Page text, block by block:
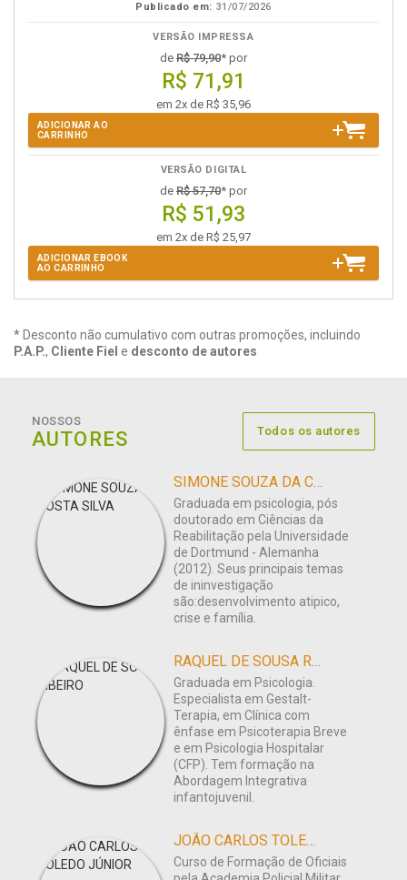
Publicado em: 31/07/2026
VERSÃO IMPRESSA
de R$ 79,90* por
R$ 71,91
em 2x de R$ 35,96
ADICIONAR AO
CARRINHO
VERSÃO DIGITAL
de R$ 57,70* por
R$ 51,93
em 2x de R$ 25,97
ADICIONAR EBOOK
AO CARRINHO
* Desconto não cumulativo com outras promoções, incluindo
P.A.P., Cliente Fiel e desconto de autores
NOSSOS
AUTORES Todos os autores
SIMONE SOUZA DA COSTA SILVA
Graduada em psicologia, pós
doutorado em Ciências da
Reabilitação pela Universidade
de Dortmund - Alemanha
(2012). Seus principais temas
de ininvestigação
são:desenvolvimento atipico,
crise e família.
RAQUEL DE SOUSA RIBEIRO
Graduada em Psicologia.
Especialista em Gestalt-
Terapia, em Clínica com
ênfase em Psicoterapia Breve
e em Psicologia Hospitalar
(CFP). Tem formação na
Abordagem Integrativa
infantojuvenil.
JOÃO CARLOS TOLEDO JÚNIOR
Curso de Formação de Oficiais